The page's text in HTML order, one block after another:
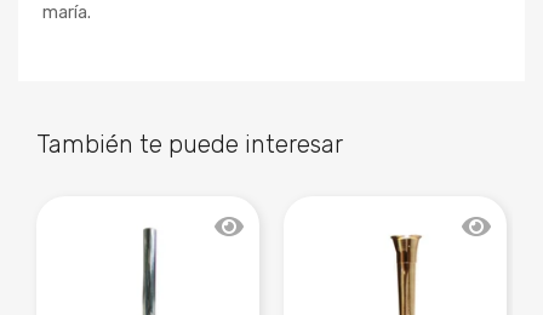
maría.
También te puede interesar